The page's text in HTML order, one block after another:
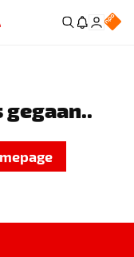
gegaan..